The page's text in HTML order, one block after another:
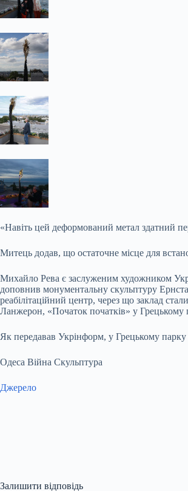
«Навіть цей деформований метал здатний
Митець додав, що остаточне місце для
Михайло Рева є заслуженим художником
доповнив монументальну скульптуру
реабілітаційний центр, через що заклад
Ланжерон, «Початок початків» у Грецькому
Як передавав Укрінформ, у Грецькому
Одеса Війна Скульптура
Джерело
Залишити відповідь